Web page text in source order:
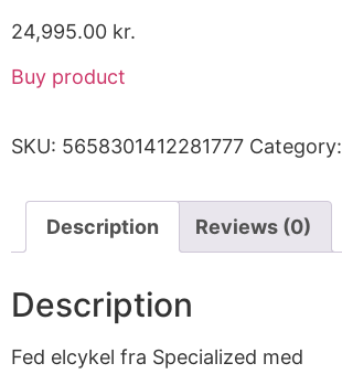
24,995.00 kr.
Buy product
SKU: 5658301412281777 Category:
Description Reviews (0)
Description
Fed elcykel fra Specialized med